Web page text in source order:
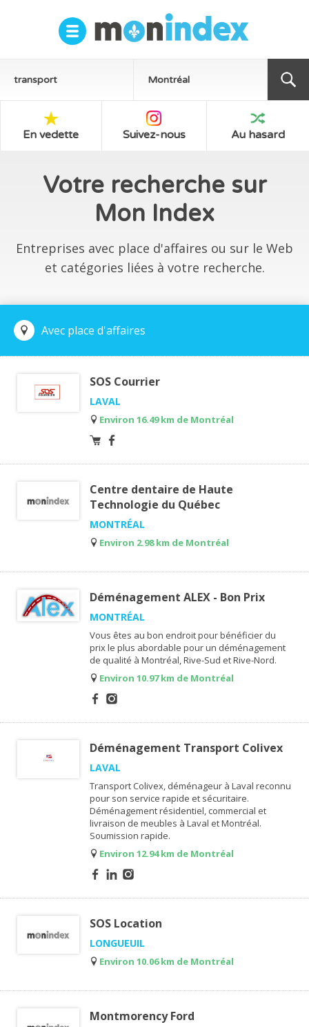
En vedette Suivez-nous Au hasard
Votre recherche sur
Mon Index
Entreprises avec place d'affaires ou sur le Web
et catégories liées à votre recherche.
Avec place d'affaires
SOS Courrier
LAVAL
Environ 16.49 km de Montréal
Centre dentaire de Haute
Technologie du Québec
MONTRÉAL
Environ 2.98 km de Montréal
Déménagement ALEX - Bon Prix
MONTRÉAL
Vous êtes au bon endroit pour bénéficier du
prix le plus abordable pour un déménagement
de qualité à Montréal, Rive-Sud et Rive-Nord.
Environ 10.97 km de Montréal
Déménagement Transport Colivex
LAVAL
Transport Colivex, déménageur à Laval reconnu
pour son service rapide et sécuritaire.
Déménagement résidentiel, commercial et
livraison de meubles à Laval et Montréal.
Soumission rapide.
Environ 12.94 km de Montréal
SOS Location
LONGUEUIL
Environ 10.06 km de Montréal
Montmorency Ford